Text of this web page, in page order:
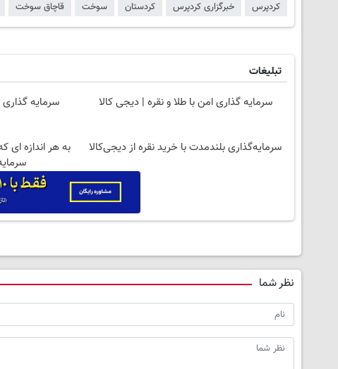
کردپرس خبرگزاری کردپرس کردستان سوخت قاچاق سوخت
تبلیغات
سرمایه گذاری امن با طلا و نقره | دیجی کالا
سرمایه گذاری
سرمایه‌گذاری بلندمدت با خرید نقره از دیجی‌کالا
به هر اندازه ای
نظر شما